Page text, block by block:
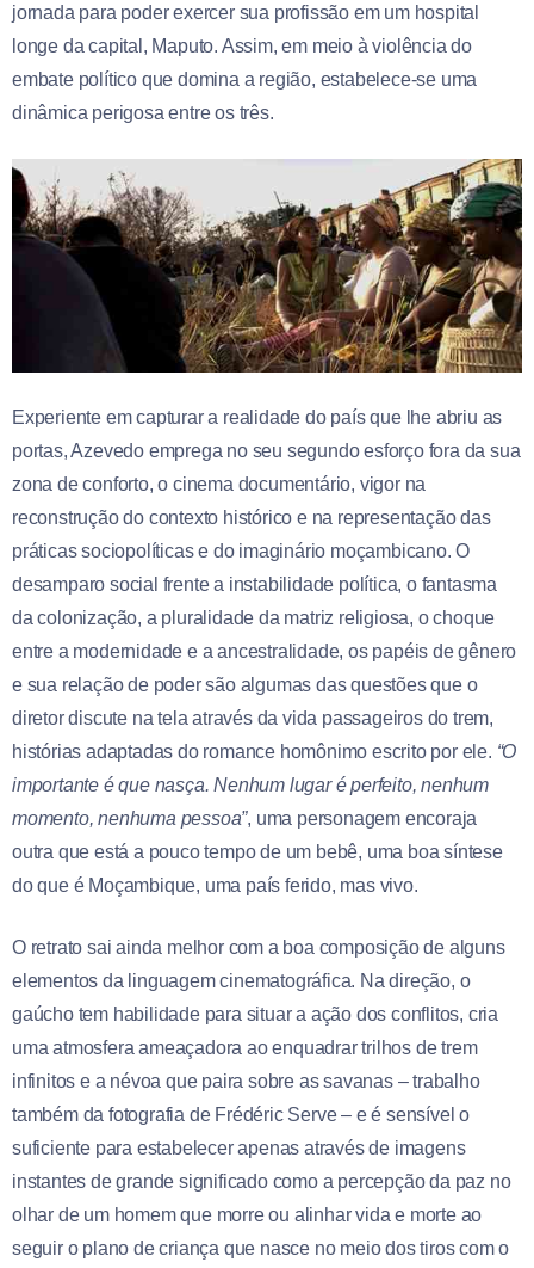
jornada para poder exercer sua profissão em um hospital
longe da capital, Maputo. Assim, em meio à violência do
embate político que domina a região, estabelece-se uma
dinâmica perigosa entre os três.
Experiente em capturar a realidade do país que lhe abriu as
portas, Azevedo emprega no seu segundo esforço fora da sua
zona de conforto, o cinema documentário, vigor na
reconstrução do contexto histórico e na representação das
práticas sociopolíticas e do imaginário moçambicano. O
desamparo social frente a instabilidade política, o fantasma
da colonização, a pluralidade da matriz religiosa, o choque
entre a modernidade e a ancestralidade, os papéis de gênero
e sua relação de poder são algumas das questões que o
diretor discute na tela através da vida passageiros do trem,
histórias adaptadas do romance homônimo escrito por ele. “O
importante é que nasça. Nenhum lugar é perfeito, nenhum
momento, nenhuma pessoa”, uma personagem encoraja
outra que está a pouco tempo de um bebê, uma boa síntese
do que é Moçambique, uma país ferido, mas vivo.
O retrato sai ainda melhor com a boa composição de alguns
elementos da linguagem cinematográfica. Na direção, o
gaúcho tem habilidade para situar a ação dos conflitos, cria
uma atmosfera ameaçadora ao enquadrar trilhos de trem
infinitos e a névoa que paira sobre as savanas – trabalho
também da fotografia de Frédéric Serve – e é sensível o
suficiente para estabelecer apenas através de imagens
instantes de grande significado como a percepção da paz no
olhar de um homem que morre ou alinhar vida e morte ao
seguir o plano de criança que nasce no meio dos tiros com o